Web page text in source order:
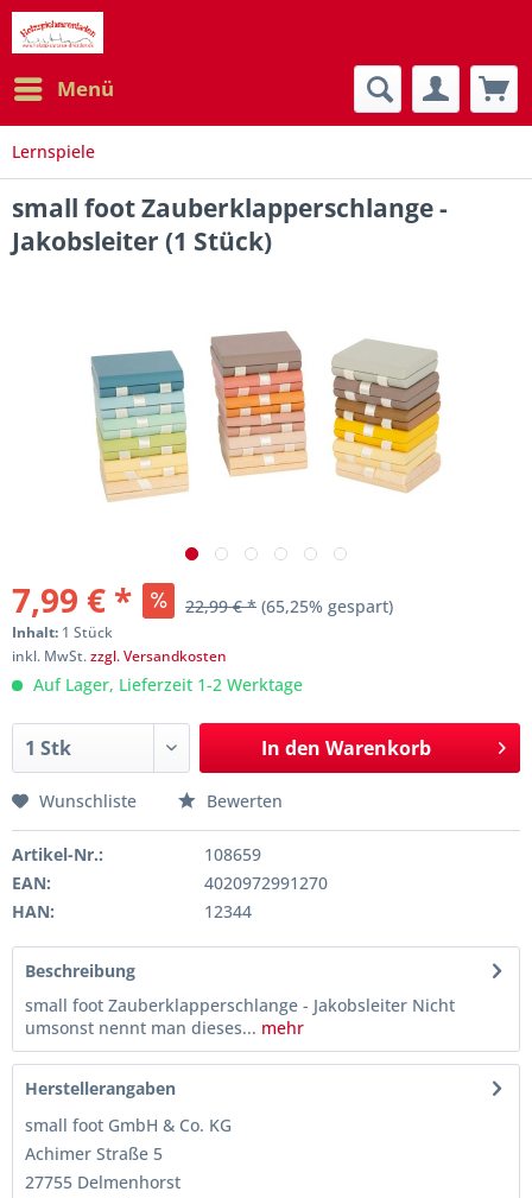
Menü
Lernspiele
small foot Zauberklapperschlange -
Jakobsleiter (1 Stück)
7,99 € * 22,99 € * (65,25% gespart)
Inhalt: 1 Stück
inkl. MwSt.zzgl. Versandkosten
Auf Lager, Lieferzeit 1-2 Werktage
In den Warenkorb
Wunschliste Bewerten
Artikel-Nr.:
108659
EAN:
4020972991270
HAN:
12344
Beschreibung
small foot Zauberklapperschlange - Jakobsleiter Nicht
umsonst nennt man dieses... mehr
Herstellerangaben
small foot GmbH & Co. KG
Achimer Straße 5
27755 Delmenhorst